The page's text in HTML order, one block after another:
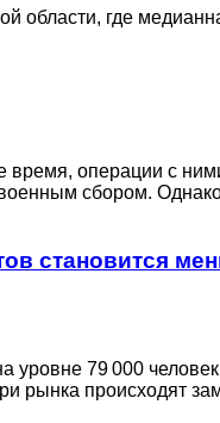
области, где
время, операции с
сбором.
становится
уровне 79 000
рынка происходят